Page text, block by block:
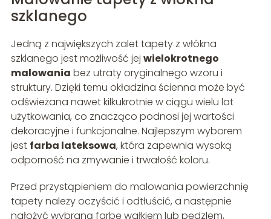
szklanego
Jedną z największych zalet tapety z włókna
szklanego jest możliwość jej wielokrotnego
malowania bez utraty oryginalnego wzoru i
struktury. Dzięki temu okładzina ścienna może być
odświeżana nawet kilkukrotnie w ciągu wielu lat
użytkowania, co znacząco podnosi jej wartości
dekoracyjne i funkcjonalne. Najlepszym wyborem
jest farba lateksowa, która zapewnia wysoką
odporność na zmywanie i trwałość koloru.
Przed przystąpieniem do malowania powierzchnię
tapety należy oczyścić i odtłuścić, a następnie
nałożyć wybraną farbę wałkiem lub pędzlem,